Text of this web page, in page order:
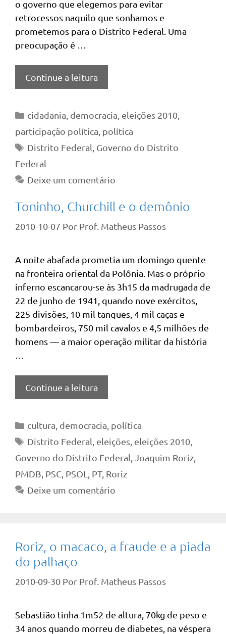
o governo que elegemos para evitar
retrocessos naquilo que sonhamos e
prometemos para o Distrito Federal. Uma
preocupação é …
Continue a leitura
Categorias
cidadania democracia eleições 2010,
participação política política
Tags
Distrito Federal Governo do Distrito
Federal
Deixe um comentário
Toninho, Churchill e o demônio
2010-10-07 Por Prof. Matheus Passos
A noite abafada prometia um domingo quente
na fronteira oriental da Polônia. Mas o próprio
inferno escancarou-se às 3h15 da madrugada de
22 de junho de 1941, quando nove exércitos,
225 divisões, 10 mil tanques, 4 mil caças e
bombardeiros, 750 mil cavalos e 4,5 milhões de
homens — a maior operação militar da história
Continue a leitura
Categorias
cultura democracia política
Tags
Distrito Federal eleições, eleições 2010,
Governo do Distrito Federal
Joaquim Roriz
PMDB PSC PSOL PT, Roriz
Deixe um comentário
Roriz, o macaco, a fraude e a piada
do palhaço
2010-09-30 Por Prof. Matheus Passos
Sebastião tinha 1m52 de altura, 70kg de peso e
34 anos quando morreu de diabetes, na véspera